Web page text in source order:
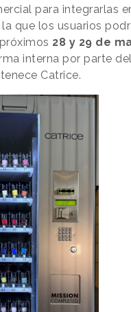
para integrarlas
que los usuarios
28 y 29 de
interna por parte
Catrice.